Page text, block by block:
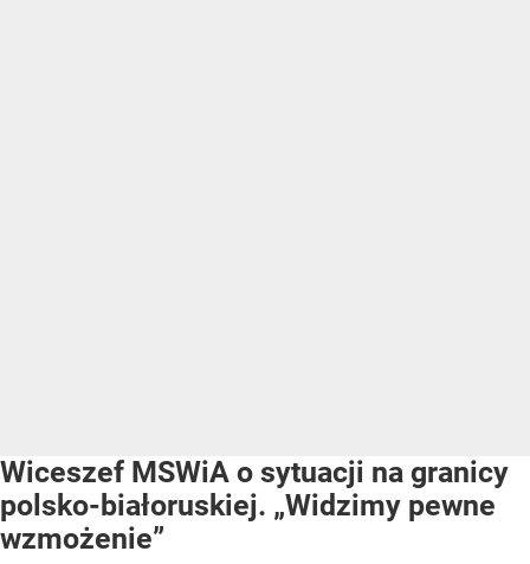
Wiceszef MSWiA o sytuacji na granicy
polsko-białoruskiej. „Widzimy pewne
wzmożenie”